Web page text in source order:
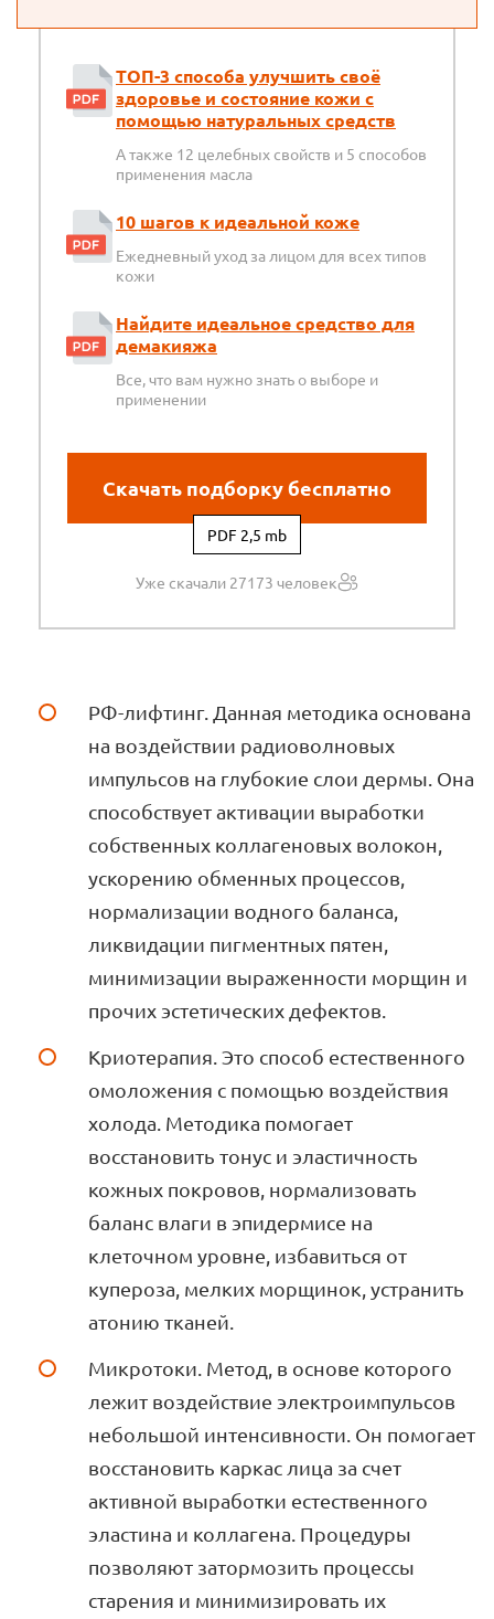
ТОП-3 способа улучшить своё
здоровье и состояние кожи с
помощью натуральных средств
А также 12 целебных свойств и 5 способов
применения масла
10 шагов к идеальной коже
Ежедневный уход за лицом для всех типов
кожи
Найдите идеальное средство для
демакияжа
Все, что вам нужно знать о выборе и
применении
Скачать подборку бесплатно
PDF 2,5 mb
Уже скачали 27173 человек
РФ-лифтинг. Данная методика основана
на воздействии радиоволновых
импульсов на глубокие слои дермы. Она
способствует активации выработки
собственных коллагеновых волокон,
ускорению обменных процессов,
нормализации водного баланса,
ликвидации пигментных пятен,
минимизации выраженности морщин и
прочих эстетических дефектов.
Криотерапия. Это способ естественного
омоложения с помощью воздействия
холода. Методика помогает
восстановить тонус и эластичность
кожных покровов, нормализовать
баланс влаги в эпидермисе на
клеточном уровне, избавиться от
купероза, мелких морщинок, устранить
атонию тканей.
Микротоки. Метод, в основе которого
лежит воздействие электроимпульсов
небольшой интенсивности. Он помогает
восстановить каркас лица за счет
активной выработки естественного
эластина и коллагена. Процедуры
позволяют затормозить процессы
старения и минимизировать их